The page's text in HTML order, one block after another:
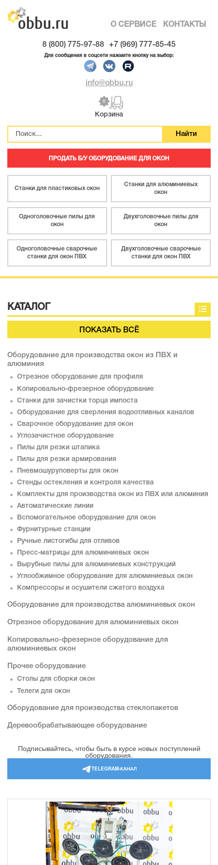
О СЕРВИСЕ КОНТАКТЫ
8 (800) 775-97-88 +7 (969) 777-85-45
Для сообщения в соцсети нажмите кнопку на выбор:
info@obbu.ru
0
Корзина
ПРОДАТЬ Б/У ОБОРУДОВАНИЕ ДЛЯ ОКОН
Станки для пластиковых окон
Станки для алюминиевых
окон
Одноголовочные пилы для
окон
Двухголовочные пилы для
окон
Одноголовочные сварочные
станки для окон ПВХ
Двухголовочные сварочные
станки для окон ПВХ
КАТАЛОГ
ПОКАЗАТЬ ВСЁ
Оборудование для производства окон из ПВХ и
алюминия
Отрезное оборудование для профиля
Копировально-фрезерное оборудование
Станки для зачистки торца импоста
Оборудование для сверления водоотливных каналов
Сварочное оборудование для окон
Углозачистное оборудование
Пилы для резки штапика
Пилы для резки армирования
Пневмошуруповерты для окон
Стенды остекления и контроля качества
Комплекты для производства окон из ПВХ или алюминия
Автоматические линии
Вспомогательное оборудование для окон
Фурнитурные станции
Ручные листогибы для отливов
Пресс-матрицы для алюминиевых окон
Вырубные пилы для алюминиевых конструкций
Углообжимное оборудование для алюминиевых окон
Компрессоры и осушители сжатого воздуха
Оборудование для производства алюминиевых окон
Отрезное оборудование для алюминиевых окон
Копировально-фрезерное оборудование для
алюминиевых окон
Прочее оборудование
Столы для сборки окон
Телеги для окон
Оборудование для производства стеклопакетов
Деревообрабатывающее оборудование
Подписывайтесь, чтобы быть в курсе новых поступлений
оборудования.
TELEGRAM-КАНАЛ